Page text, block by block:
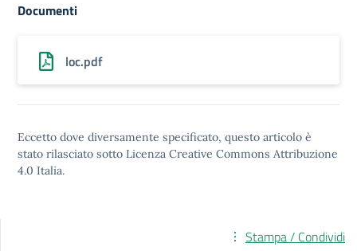
Documenti
loc.pdf
Eccetto dove diversamente specificato, questo articolo è
stato rilasciato sotto Licenza Creative Commons Attribuzione
4.0 Italia.
Stampa / Condividi